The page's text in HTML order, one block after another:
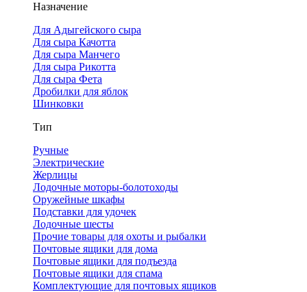
Назначение
Для Адыгейского сыра
Для сыра Качотта
Для сыра Манчего
Для сыра Рикотта
Для сыра Фета
Дробилки для яблок
Шинковки
Тип
Ручные
Электрические
Жерлицы
Лодочные моторы-болотоходы
Оружейные шкафы
Подставки для удочек
Лодочные шесты
Прочие товары для охоты и рыбалки
Почтовые ящики для дома
Почтовые ящики для подъезда
Почтовые ящики для спама
Комплектующие для почтовых ящиков